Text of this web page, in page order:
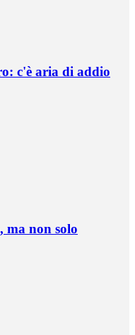
c'è aria di addio
non solo